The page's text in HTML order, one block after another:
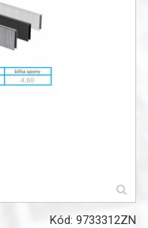
Kód: 9733312ZN